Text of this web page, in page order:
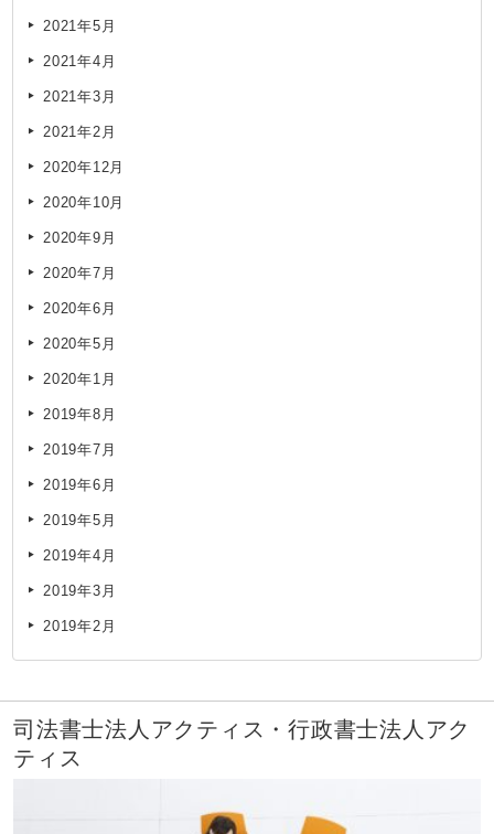
2021年5月
2021年4月
2021年3月
2021年2月
2020年12月
2020年10月
2020年9月
2020年7月
2020年6月
2020年5月
2020年1月
2019年8月
2019年7月
2019年6月
2019年5月
2019年4月
2019年3月
2019年2月
司法書士法人アクティス・行政書士法人アク
ティス